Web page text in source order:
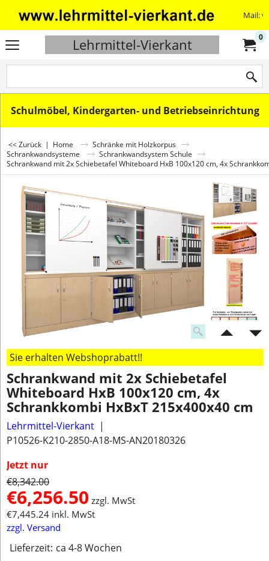
Mail:
Lehrmittel-Vierkant 0
Schulmöbel, Kindergarten- und Betriebseinrichtung
<< Zurück | Home
Schränke mit Holzkorpus
Schrankwandsysteme
Schrankwandsystem Schule
Schrankwand mit 2x Schiebetafel Whiteboard HxB 100x120 cm, 4x
Sie erhalten Webshoprabatt!!
Schrankwand mit 2x Schiebetafel
Whiteboard HxB 100x120 cm, 4x
Schrankkombi HxBxT 215x400x40 cm
Lehrmittel-Vierkant
P10526-K210-2850-A18-MS-AN20180326
Jetzt nur
€8,342.00
€6,256.50 zzgl. MwSt
€7,445.24 inkl. MwSt
zzgl. Versand
Lieferzeit: ca 4-8 Wochen